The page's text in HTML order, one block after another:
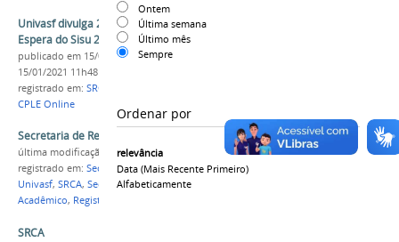
Ontem
Última semana
Último mês
Sempre
Ordenar por
relevância
Data (mais Recente Primeiro)
Alfabeticamente
Univasf divulga 2ª Convocação da Lista de
Espera do Sisu 2020
publicado em 15/01/2021 —última modificação
15/01/2021 11h48
registrado em: SRCA
CPLE Online
Secretaria de Registro e Controle Acadêmico
última modificação
em 10/01/2017 11h36
registrado em: Secretarias, Gestão Administrativa,
Univasf, SRCA, Secretaria de Registro e Controle
Acadêmico, Registro
SRCA